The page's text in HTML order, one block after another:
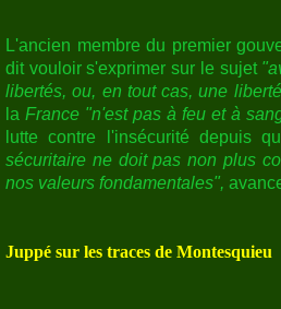
L'ancien membre du premier
dit vouloir s'exprimer sur le sujet
libertés, ou, en tout cas, une
la France "n'est pas à feu et à
lutte contre l'insécurité depuis
sécuritaire ne doit pas non plus
nos valeurs fondamentales",
Juppé sur les traces de Montesquieu